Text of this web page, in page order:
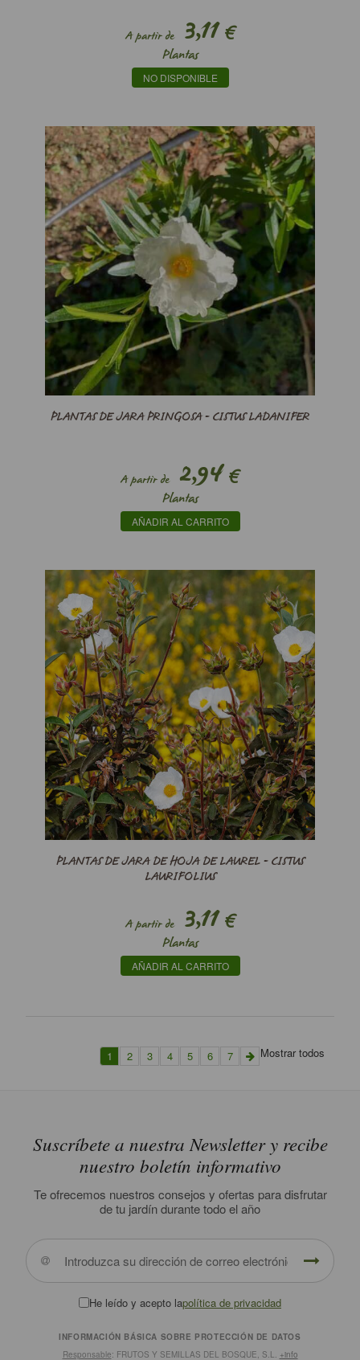
A partir de3,11€
Plantas
NO DISPONIBLE
PLANTAS DE JARA PRINGOSA - CISTUS LADANIFER
A partir de2,94€
Plantas
AÑADIR AL CARRITO
PLANTAS DE JARA DE HOJA DE LAUREL - CISTUS
LAURIFOLIUS
A partir de3,11€
Plantas
AÑADIR AL CARRITO
Mostrar todos
1 2 3 4 5 6 7
Suscríbete a nuestra Newsletter y recibe
nuestro boletín informativo
Te ofrecemos nuestros consejos y ofertas para disfrutar
de tu jardín durante todo el año
He leído y acepto lapolítica de privacidad
INFORMACIÓN BÁSICA SOBRE PROTECCIÓN DE DATOS
Responsable: FRUTOS Y SEMILLAS DEL BOSQUE, S.L. +info